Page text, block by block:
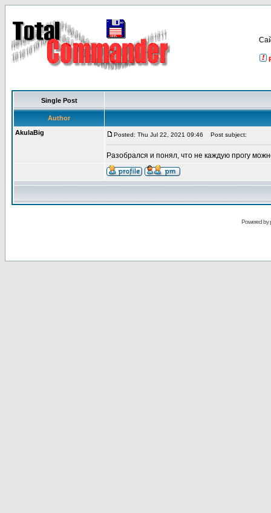
Single Post
Author
AkulaBig
Posted: Thu Jul 22, 2021 09:46 Post subject:
Разобрался и понял, что не каждую прогу
Powered by